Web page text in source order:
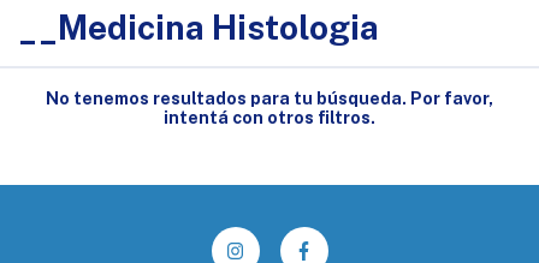
__Medicina Histologia
No tenemos resultados para tu búsqueda. Por favor,
intentá con otros filtros.